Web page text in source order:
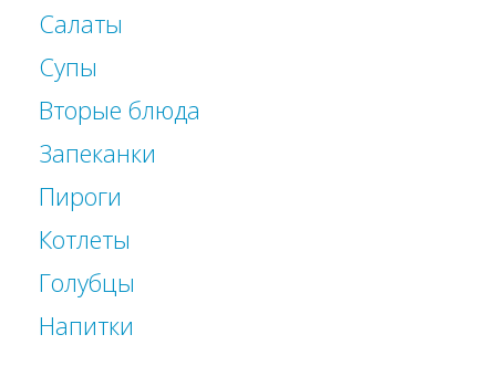
Салаты
Супы
Вторые блюда
Запеканки
Пироги
Котлеты
Голубцы
Напитки